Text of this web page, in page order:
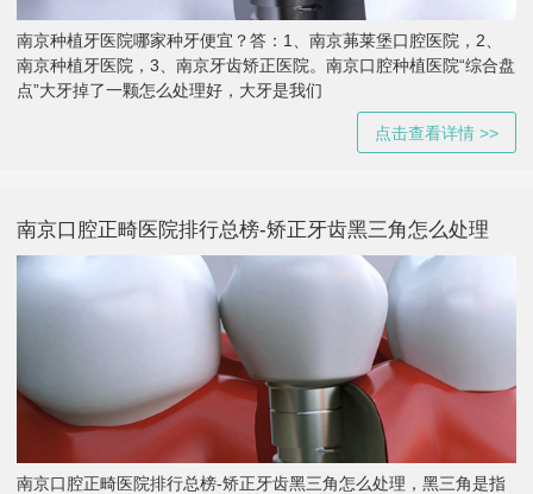
南京种植牙医院哪家种牙便宜？答：1、南京茀莱堡口腔医院，2、
南京种植牙医院，3、南京牙齿矫正医院。南京口腔种植医院“综合盘
点”大牙掉了一颗怎么处理好，大牙是我们
点击查看详情 >>
南京口腔正畸医院排行总榜-矫正牙齿黑三角怎么处理
南京口腔正畸医院排行总榜-矫正牙齿黑三角怎么处理，黑三角是指